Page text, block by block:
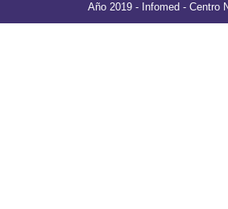
Año 2019 - Infomed - Centro